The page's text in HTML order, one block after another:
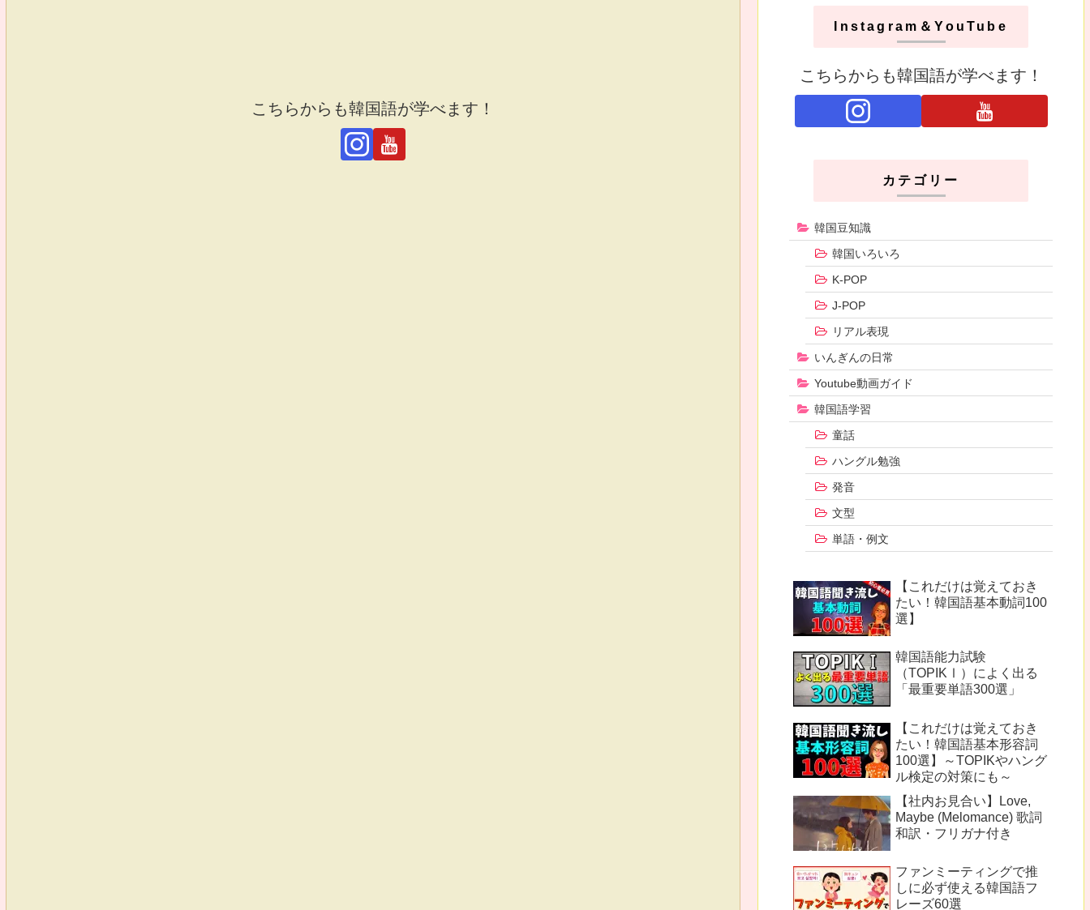
こちらからも韓国語が学べます！
Instagram＆YouTube
こちらからも韓国語が学べます！
カテゴリー
韓国豆知識
韓国いろいろ
K-POP
J-POP
リアル表現
いんぎんの日常
Youtube動画ガイド
韓国語学習
童話
ハングル勉強
発音
文型
単語・例文
【これだけは覚えておき
たい！韓国語基本動詞100
選】
韓国語能力試験
（TOPIKⅠ）によく出る
「最重要単語300選」
【これだけは覚えておき
たい！韓国語基本形容詞
100選】～TOPIKやハング
ル検定の対策にも～
【社内お見合い】Love,
Maybe (Melomance) 歌詞
和訳・フリガナ付き
ファンミーティングで推
しに必ず使える韓国語フ
レーズ60選